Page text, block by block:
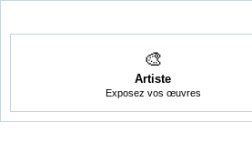
🎨
Artiste
Exposez vos œuvres